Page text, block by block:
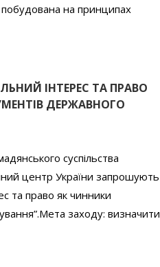
на принципах
ІНТЕРЕС ТА ПРАВО
ДЕРЖАВНОГО
суспільства
центр України запрошують
та право як чинники
заходу: визначити